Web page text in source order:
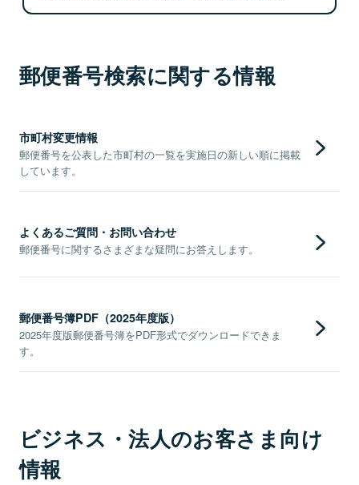
郵便番号検索に関する情報
市町村変更情報
郵便番号を公表した市町村の一覧を実施日の新しい順に掲載
しています。
よくあるご質問・お問い合わせ
郵便番号に関するさまざまな疑問にお答えします。
郵便番号簿PDF（2025年度版）
2025年度版郵便番号簿をPDF形式でダウンロードできま
す。
ビジネス・法人のお客さま向け
情報